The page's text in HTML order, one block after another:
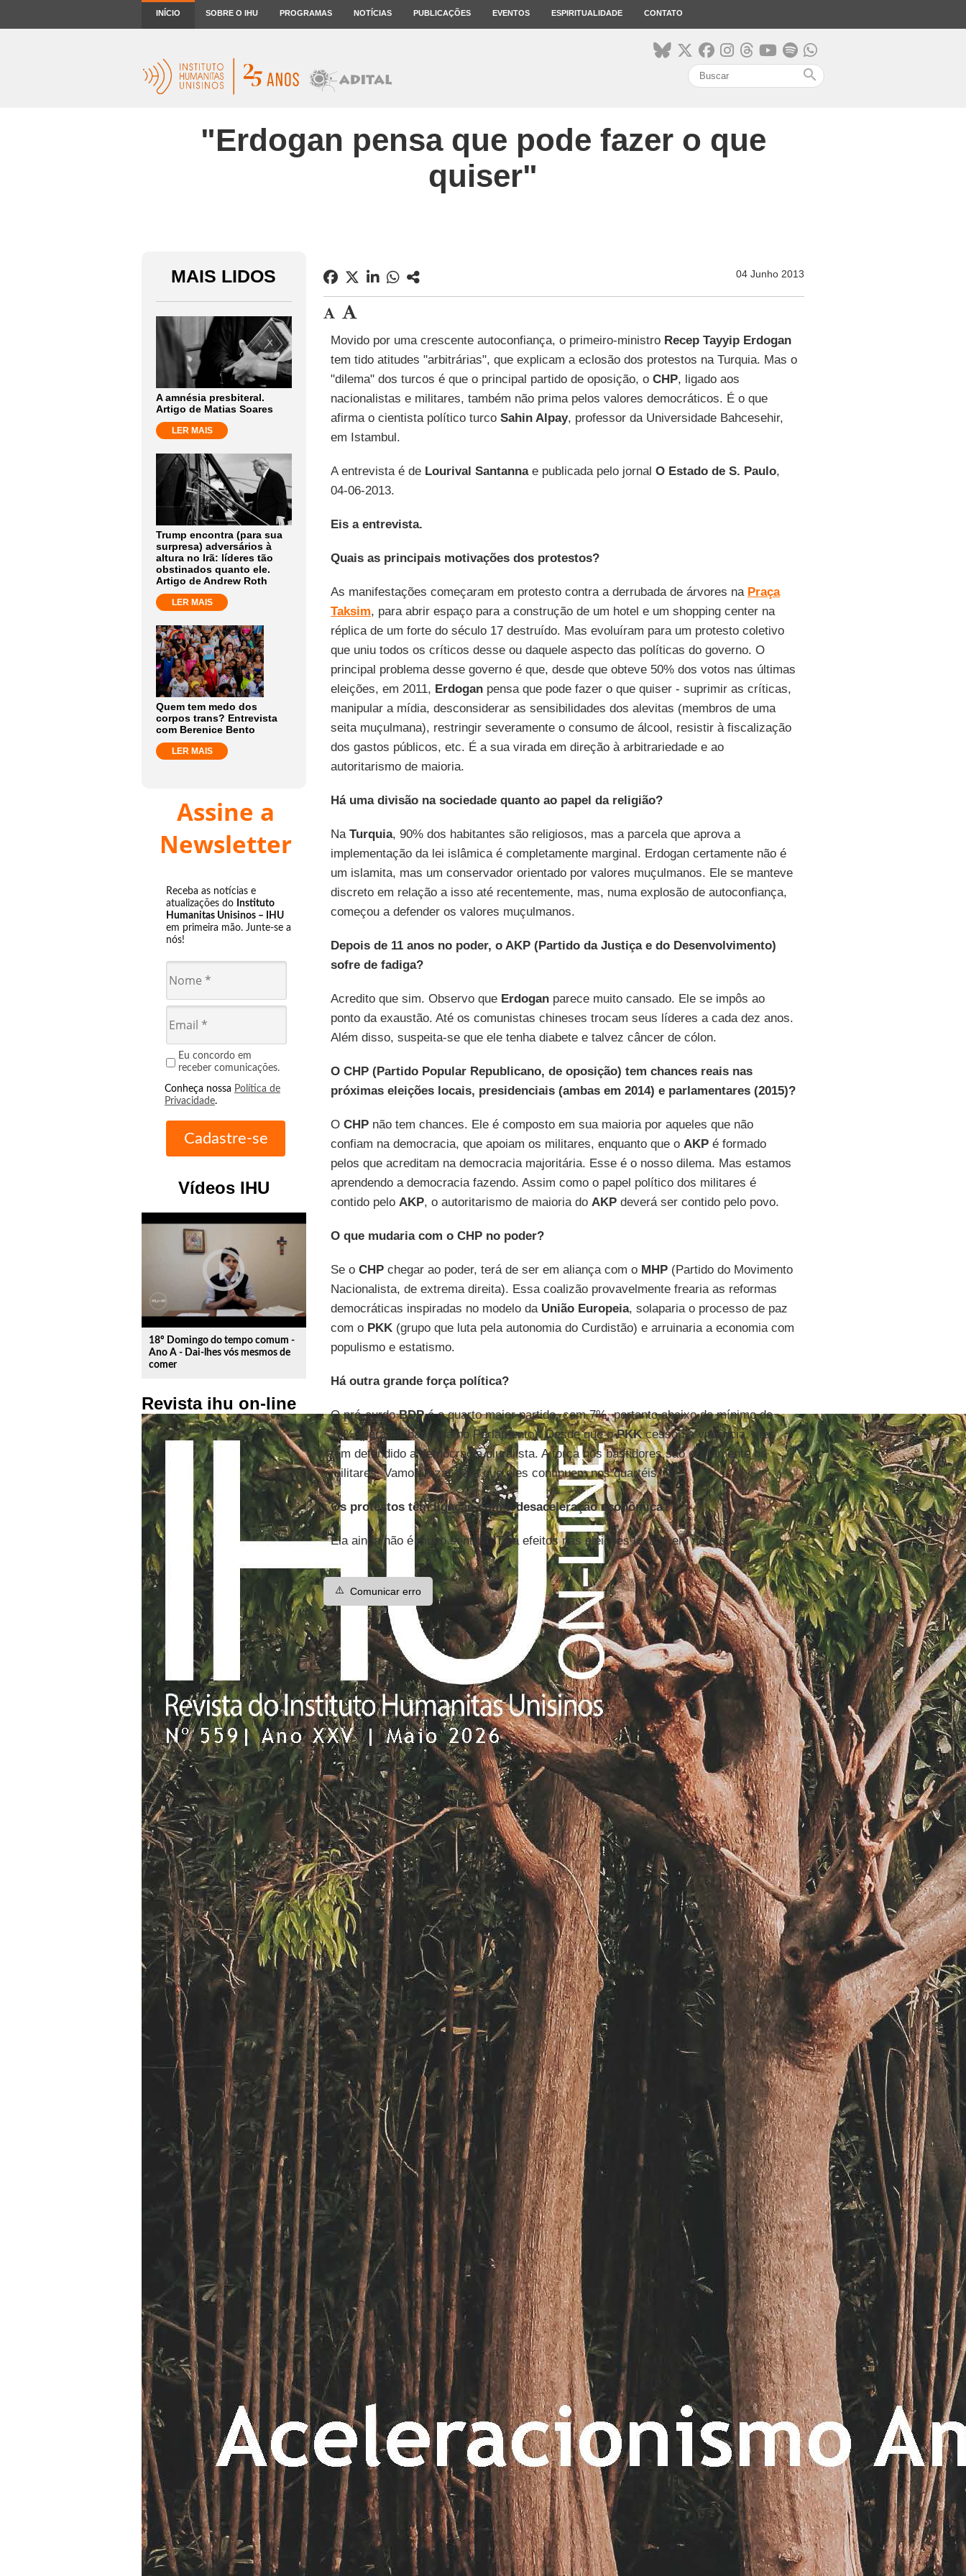
INÍCIO SOBRE O IHU PROGRAMAS NOTÍCIAS PUBLICAÇÕES EVENTOS ESPIRITUALIDADE CONTATO
search
"Erdogan pensa que pode fazer o que
quiser"
MAIS LIDOS
A amnésia presbiteral.
Artigo de Matias Soares
LER MAIS
Trump encontra (para sua
surpresa) adversários à
altura no Irã: líderes tão
obstinados quanto ele.
Artigo de Andrew Roth
LER MAIS
Quem tem medo dos
corpos trans? Entrevista
com Berenice Bento
LER MAIS
Assine a
Newsletter
Receba as notícias e
atualizações do Instituto
Humanitas Unisinos – IHU
em primeira mão. Junte-se a
nós!
Eu concordo em
receber comunicações.
Conheça nossa Política de
Privacidade.
Vídeos IHU
play_circle_outline
18º Domingo do tempo comum -
Ano A - Dai-lhes vós mesmos de
comer
Revista ihu on-line
04 Junho 2013
Movido por uma crescente autoconfiança, o primeiro-ministro Recep Tayyip Erdogan
tem tido atitudes "arbitrárias", que explicam a eclosão dos protestos na Turquia. Mas o
"dilema" dos turcos é que o principal partido de oposição, o CHP, ligado aos
nacionalistas e militares, também não prima pelos valores democráticos. É o que
afirma o cientista político turco Sahin Alpay, professor da Universidade Bahcesehir,
em Istambul.
A entrevista é de Lourival Santannae publicada pelo jornal O Estado de S. Paulo,
04-06-2013.
Eis a entrevista.
Quais as principais motivações dos protestos?
As manifestações começaram em protesto contra a derrubada de árvores na Praça
Taksim, para abrir espaço para a construção de um hotel e um shopping center na
réplica de um forte do século 17 destruído. Mas evoluíram para um protesto coletivo
que uniu todos os críticos desse ou daquele aspecto das políticas do governo. O
principal problema desse governo é que, desde que obteve 50% dos votos nas últimas
eleições, em 2011, Erdoganpensa que pode fazer o que quiser - suprimir as críticas,
manipular a mídia, desconsiderar as sensibilidades dos alevitas (membros de uma
seita muçulmana), restringir severamente o consumo de álcool, resistir à fiscalização
dos gastos públicos, etc. É a sua virada em direção à arbitrariedade e ao
autoritarismo de maioria.
Há uma divisão na sociedade quanto ao papel da religião?
Na Turquia, 90% dos habitantes são religiosos, mas a parcela que aprova a
implementação da lei islâmica é completamente marginal. Erdogan certamente não é
um islamita, mas um conservador orientado por valores muçulmanos. Ele se manteve
discreto em relação a isso até recentemente, mas, numa explosão de autoconfiança,
começou a defender os valores muçulmanos.
Depois de 11 anos no poder, o AKP (Partido da Justiça e do Desenvolvimento)
sofre de fadiga?
Acredito que sim. Observo que Erdoganparece muito cansado. Ele se impôs ao
ponto da exaustão. Até os comunistas chineses trocam seus líderes a cada dez anos.
Além disso, suspeita-se que ele tenha diabete e talvez câncer de cólon.
O CHP (Partido Popular Republicano, de oposição) tem chances reais nas
próximas eleições locais, presidenciais (ambas em 2014) e parlamentares (2015)?
O CHPnão tem chances. Ele é composto em sua maioria por aqueles que não
confiam na democracia, que apoiam os militares, enquanto que o AKPé formado
pelos que acreditam na democracia majoritária. Esse é o nosso dilema. Mas estamos
aprendendo a democracia fazendo. Assim como o papel político dos militares é
contido pelo AKP, o autoritarismo de maioria do AKPdeverá ser contido pelo povo.
O que mudaria com o CHP no poder?
Se o CHPchegar ao poder, terá de ser em aliança com o MHP(Partido do Movimento
Nacionalista, de extrema direita). Essa coalizão provavelmente frearia as reformas
democráticas inspiradas no modelo da União Europeia, solaparia o processo de paz
com o PKK(grupo que luta pela autonomia do Curdistão) e arruinaria a economia com
populismo e estatismo.
Há outra grande força política?
O pró-curdoBDPé o quarto maior partido, com 7%, portanto abaixo do mínimo de
10% (para ter bancada no Parlamento). Desde que oPKKcessou a violência, eles
têm defendido a democracia pluralista. A força nos bastidores são obviamente os
militares. Vamos rezar para que eles continuem nos quartéis.
Os protestos têm ligação com a desaceleração econômica?
Ela ainda não é muito sentida. Terá efeitos nas eleições locais, em março.
⚠️ Comunicar erro